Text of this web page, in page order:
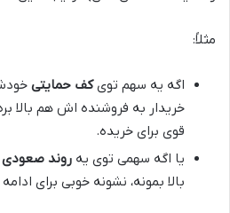
مثلاً:
اگه یه سهم تویکف حمایتی
خریدار به فروشنده اش هم بالا
قوی برای خریده.
یا اگه سهمی توی یه روند صعودی
بالا بمونه، نشونه خوبی برای